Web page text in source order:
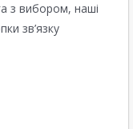
з вибором, наші
зв’язку